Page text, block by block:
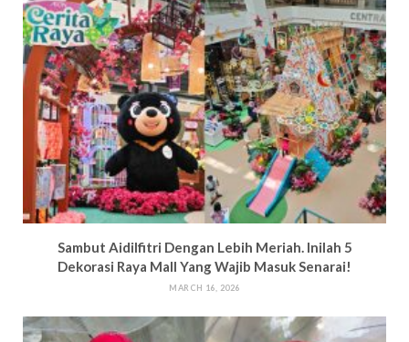
Sambut Aidilfitri Dengan Lebih Meriah. Inilah 5
Dekorasi Raya Mall Yang Wajib Masuk Senarai!
MARCH 16, 2026